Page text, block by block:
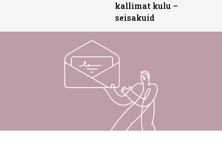
kallimat kulu –
seisakuid